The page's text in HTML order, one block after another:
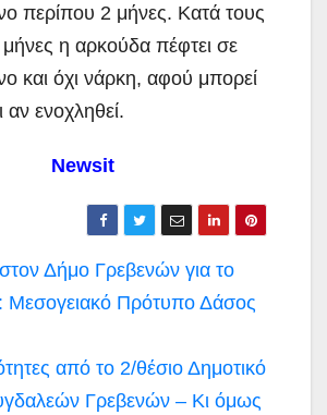
περίπου 2 μήνες. Κατά τους
μήνες η αρκούδα πέφτει σε
και όχι νάρκη, αφού μπορεί
αν ενοχληθεί.
Newsit
Δήμο Γρεβενών για το
Μεσογειακό Πρότυπο Δάσος
από το 2/θέσιο Δημοτικό
Γρεβενών – Κι όμως